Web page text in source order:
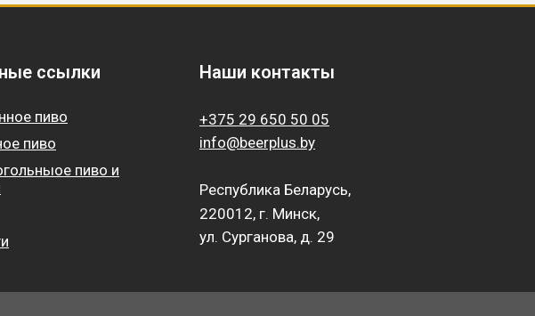
ссылки
пиво
пиво
пиво и
Наши контакты
+375 29 650 50 05
info@beerplus.by
Республика Беларусь,
220012, г. Минск,
ул. Сурганова, д. 29